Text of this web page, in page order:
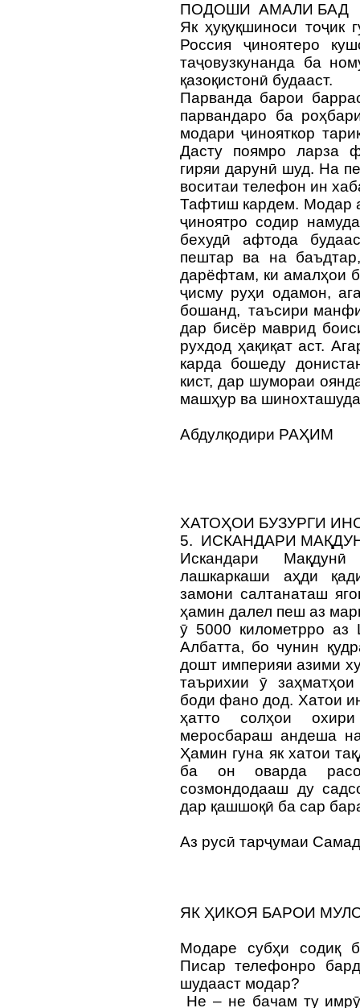
ПОДОШИ АМАЛИ БАД
Як ҳуқуқшиноси тоҷик
Россия ҷиноятеро
таҷовузкунанда ба
қазоқистонӣ будааст.
Парванда барои
парвандаро ба
модари ҷинояткор
Дасту поямро ларза
гиряи дарунӣ шуд. На
воситаи телефон ин
Тафтиш кардем. Модар
ҷиноятро содир
бехудӣ афтода
пештар ва на
дарёфтам, ки амалҳои
ҷисму руҳи одамон,
бошанд, таъсири
дар бисёр маврид
рухдод ҳақиқат аст.
карда бошеду
кист, дар шумораи
машҳур ва
Абдулқодири РАҲИМ
ХАТОҲОИ БУЗУРГИ
5. ИСКАНДАРИ
Искандари
лашкаркаши аҳди
замони салтанаташ
ҳамин далел пеш аз
ӯ 5000 километрро
Албатта, бо чунин
дошт империяи азими
таърихии ӯ
боди фано дод. Хатои
ҳатто солҳои
меросбараш андеша
Ҳамин гуна як хатои
ба он оварда
созмондодааш ду
дар қашшоқӣ ба сар
Аз русӣ тарҷумаи
ЯК ҲИКОЯ БАРОИ
Модаре субҳи содиқ
Писар телефонро
шудааст модар?
Не – не бачам ту